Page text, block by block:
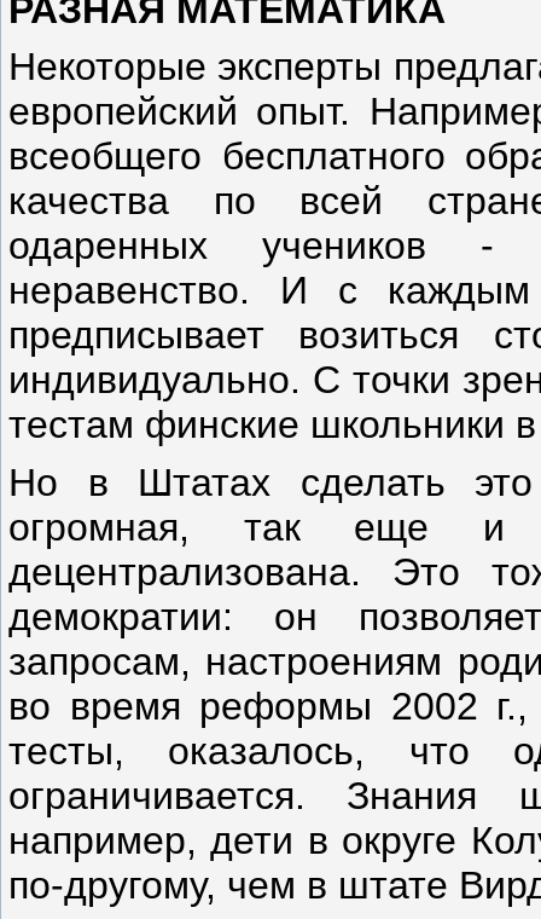
РАЗНАЯ МАТЕМАТИКА
Некоторые эксперты
европейский опыт.
всеобщего бесплатного
качества по всей
одаренных учеников -
неравенство. И с каждым
предписывает возиться
индивидуально. С точки
тестам финские школьники
Но в Штатах сделать
огромная, так еще и
децентрализована. Это
демократии: он
запросам, настроениям
во время реформы 2002 г.,
тесты, оказалось, что
ограничивается. Знания
например, дети в округе
по-другому, чем в штате